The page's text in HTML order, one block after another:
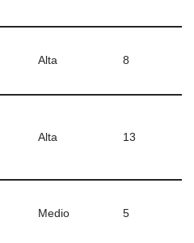
Alta 8
Alta 13
Medio 5